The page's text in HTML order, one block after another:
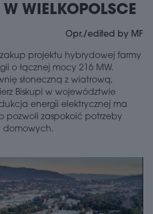
WIELKOPOLSCE
Opr./edited by MF
projektu hybrydowej farmy
o łącznej mocy 216 MW.
słoneczną z wiatrową,
Biskupi w województwie
energii elektrycznej ma
pozwoli zaspokoić potrzeby
domowych.